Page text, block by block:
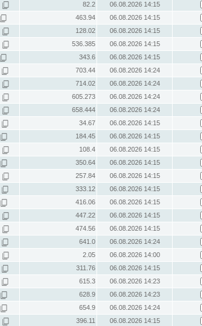
82.2
06.08.2026 14:15
463.94
06.08.2026 14:15
128.02
06.08.2026 14:15
536.385
06.08.2026 14:15
343.6
06.08.2026 14:15
703.44
06.08.2026 14:24
714.02
06.08.2026 14:24
605.273
06.08.2026 14:24
658.444
06.08.2026 14:24
34.67
06.08.2026 14:15
184.45
06.08.2026 14:15
108.4
06.08.2026 14:15
350.64
06.08.2026 14:15
257.84
06.08.2026 14:15
333.12
06.08.2026 14:15
416.06
06.08.2026 14:15
447.22
06.08.2026 14:15
474.56
06.08.2026 14:15
641.0
06.08.2026 14:24
2.05
06.08.2026 14:00
311.76
06.08.2026 14:15
615.3
06.08.2026 14:23
628.9
06.08.2026 14:23
654.9
06.08.2026 14:24
396.11 06.08.2026 14:15